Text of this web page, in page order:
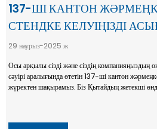
137-ШІ КАНТОН
СТЕНДКЕ КЕЛУІҢІЗДІ
29 наурыз-2025 ж
Осы арқылы сізді және сіздің
сәуірі аралығында өтетін 137-ші кантон
жүректен шақырамыз. Біз Қытайдың жетекші